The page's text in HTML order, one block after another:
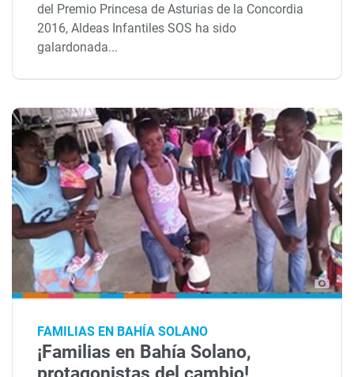
del Premio Princesa de Asturias de la Concordia
2016, Aldeas Infantiles SOS ha sido
galardonada...
FAMILIAS EN BAHÍA SOLANO
¡Familias en Bahía Solano,